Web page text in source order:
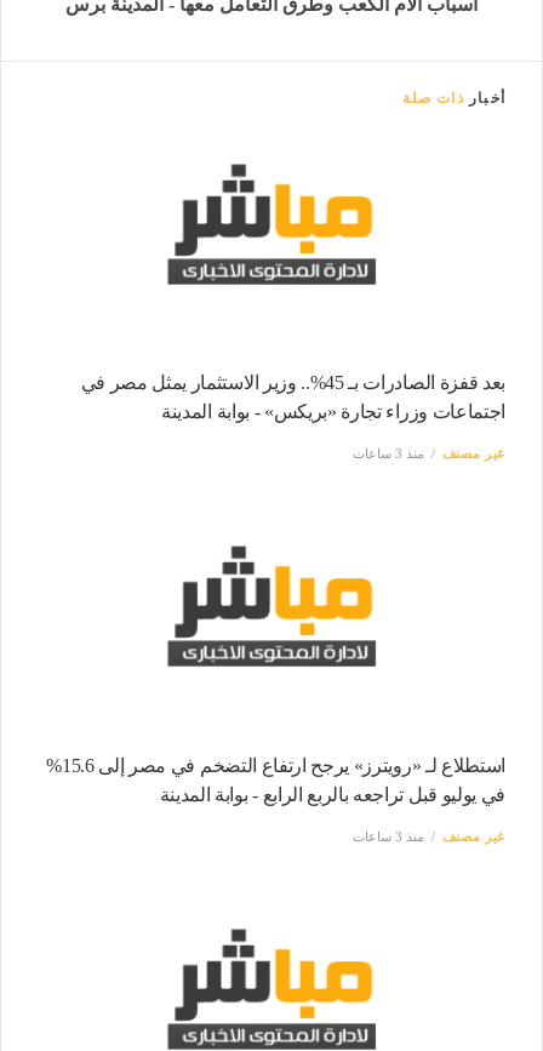
أخبار ذات صلة
بعد قفزة الصادرات بـ 45%.. وزير الاستثمار يمثل مصر في
اجتماعات وزراء تجارة «بريكس» - بوابة المدينة
غير مصنف منذ 3 ساعات
استطلاع لـ «رويترز» يرجح ارتفاع التضخم في مصر إلى 15.6%
في يوليو قبل تراجعه بالربع الرابع - بوابة المدينة
غير مصنف منذ 3 ساعات